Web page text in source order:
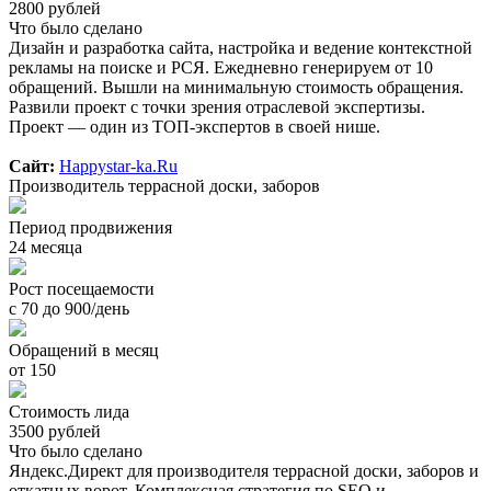
2800 рублей
Что было сделано
Дизайн и разработка сайта, настройка и ведение контекстной
рекламы на поиске и РСЯ. Ежедневно генерируем от 10
обращений. Вышли на минимальную стоимость обращения.
Развили проект с точки зрения отраслевой экспертизы.
Проект — один из ТОП-экспертов в своей нише.
Сайт: Happystar-ka.Ru
Производитель террасной доски, заборов
Период продвижения
24 месяца
Рост посещаемости
с 70 до 900/день
Обращений в месяц
от 150
Стоимость лида
3500 рублей
Что было сделано
Яндекс.Директ для производителя террасной доски, заборов и